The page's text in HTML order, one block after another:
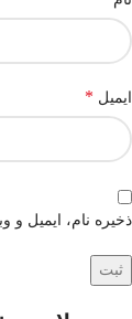
ایمیل *
ذخیره نام، ایمیل و